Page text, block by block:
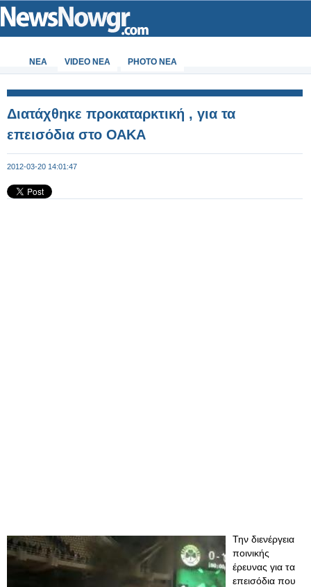
ΝΕΑ VIDEO NEA PHOTO NEA
Διατάχθηκε προκαταρκτική , για τα
επεισόδια στο ΟΑΚΑ
2012-03-20 14:01:47
Την διενέργεια
ποινικής
έρευνας για τα
επεισόδια που